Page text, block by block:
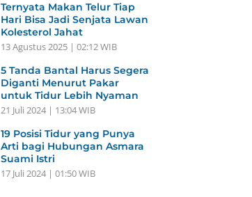
Ternyata Makan Telur Tiap
Hari Bisa Jadi Senjata Lawan
Kolesterol Jahat
13 Agustus 2025 | 02:12 WIB
5 Tanda Bantal Harus Segera
Diganti Menurut Pakar
untuk Tidur Lebih Nyaman
21 Juli 2024 | 13:04 WIB
19 Posisi Tidur yang Punya
Arti bagi Hubungan Asmara
Suami Istri
17 Juli 2024 | 01:50 WIB